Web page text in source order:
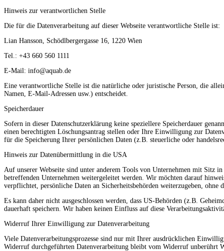
Hinweis zur verantwortlichen Stelle
Die für die Datenverarbeitung auf dieser Webseite verantwortliche Stelle ist:
Lian Hansson, Schödlbergergasse 16, 1220 Wien
Tel.: +43 660 560 1111
E-Mail: info@aquab.de
Eine verantwortliche Stelle ist die natürliche oder juristische Person, die
Namen, E-Mail-Adressen usw.) entscheidet.
Speicherdauer
Sofern in dieser Datenschutzerklärung keine speziellere Speicherdauer
einen berechtigten Löschungsantrag stellen oder Ihre Einwilligung zur
für die Speicherung Ihrer persönlichen Daten (z.B. steuerliche oder
Hinweis zur Datenübermittlung in die USA
Auf unserer Webseite sind unter anderem Tools von Unternehmen mit Sitz
betreffenden Unternehmen weitergeleitet werden. Wir möchten darauf
verpflichtet, persönliche Daten an Sicherheitsbehörden weiterzugeben, ohne
Es kann daher nicht ausgeschlossen werden, dass US-Behörden (z.B.
dauerhaft speichern. Wir haben keinen Einfluss auf diese
Widerruf Ihrer Einwilligung zur Datenverarbeitung
Viele Datenverarbeitungsprozesse sind nur mit Ihrer ausdrücklichen
Widerruf durchgeführten Datenverarbeitung bleibt vom Widerruf unberührt